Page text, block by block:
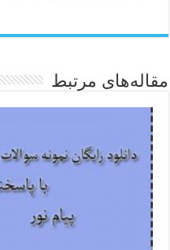
مقاله‌های مرتبط